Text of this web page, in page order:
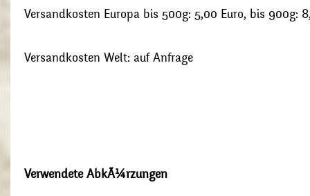
Versandkosten Europa bis 500g: 5,00 Euro, bis 900g:
Versandkosten Welt: auf Anfrage
Verwendete AbkÃ¼rzungen